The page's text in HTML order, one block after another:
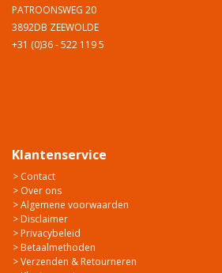
PATROONSWEG 20
3892DB ZEEWOLDE
+31 (0)36 - 522 119 5
Klantenservice
> Contact
> Over ons
> Algemene voorwaarden
> Disclaimer
> Privacybeleid
> Betaalmethoden
> Verzenden & Retourneren